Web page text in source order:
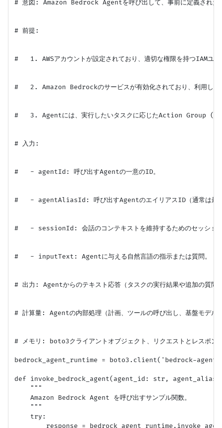
# 意図: Amazon Bedrock Agentを呼び出して、事前に定義された
# 前提:
#   1. AWSアカウントが設定されており、適切な権限を持つIAMユ
#   2. Amazon Bedrockのサービスが有効化されており、利用した
#   3. Agentには、実行したいタスクに応じたAction Group (API
# 入力:
#   - agentId: 呼び出すAgentの一意のID。
#   - agentAliasId: 呼び出すAgentのエイリアスID（通常は最新
#   - sessionId: 会話のコンテキストを維持するためのセッション
#   - inputText: Agentに与える自然言語の指示または質問。
# 出力: Agentからのテキスト応答（タスクの実行結果や追加の質問
# 計算量: Agentの内部処理（計画、ツールの呼び出し、基盤モデル
# メモリ: boto3クライアントオブジェクト、リクエストとレスポン
bedrock_agent_runtime = boto3.client('bedrock-
def invoke_bedrock_agent(agent_id: str,
    """
    Amazon Bedrock Agent を呼び出すサンプル関数。
    """
    try:
response =